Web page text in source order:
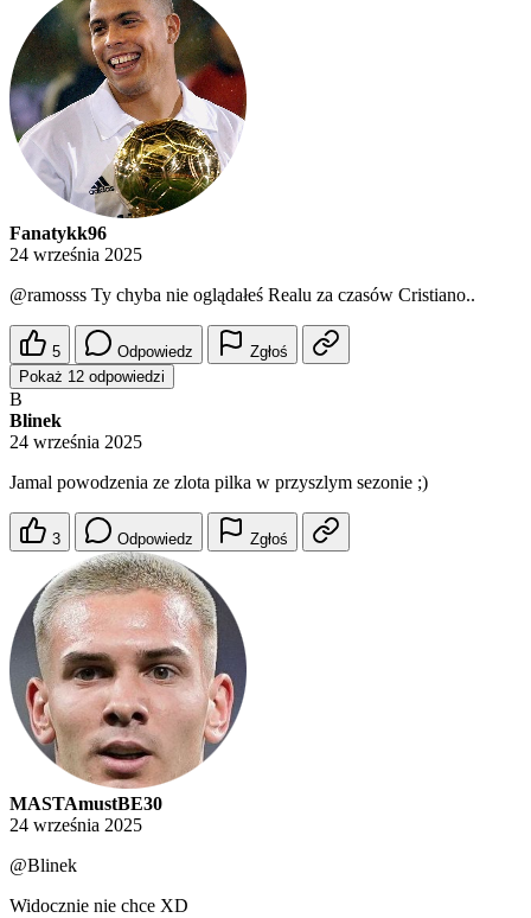
Fanatykk96
24 września 2025
@ramosss Ty chyba nie oglądałeś Realu za czasów Cristiano..
5 Odpowiedz
Zgłoś
Pokaż 12 odpowiedzi
B
Blinek
24 września 2025
Jamal powodzenia ze zlota pilka w przyszlym sezonie ;)
3 Odpowiedz Zgłoś
MASTAmustBE30
24 września 2025
@Blinek
Widocznie nie chce XD